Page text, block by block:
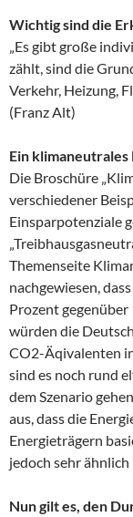
Wichtig sind die
„Es gibt große
zählt, sind die
Verkehr, Heizung,
(Franz Alt)
Ein
Die Broschüre
verschiedener
Einsparpotenziale
Themenseite
nachgewiesen,
Prozent
würden die
CO2-Äqivalenten
sind es noch rund
dem Szenario
aus, dass die
Energieträgern
jedoch sehr ähnlich
Nun gilt es, den